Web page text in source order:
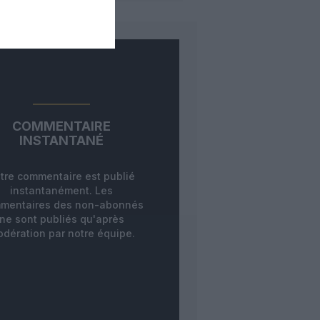
COMMENTAIRE
INSTANTANÉ
commentaire est publié
instantanément. Les
des non-abonnés
ne sont publiés qu'après
par notre équipe.